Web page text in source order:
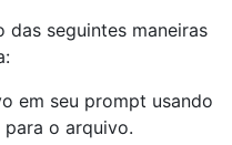
das seguintes maneiras
em seu prompt usando
o arquivo.